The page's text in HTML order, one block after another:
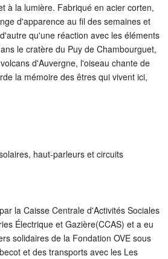
à la lumière. Fabriqué en acier corten,
d'appa­rence au fil des sem­aines et
qu'une réaction avec les éléments
le cratère du Puy de Chambourguet,
d'Auvergne, l'oiseau chante de
la mémoire des êtres qui vivent ici,
haut-parleurs et circuits
la Caisse Centrale d'Activités Sociales
Électrique et Gazière(CCAS) et a eu
solidaires de la Fondation OVE sous
et des transports avec les Les